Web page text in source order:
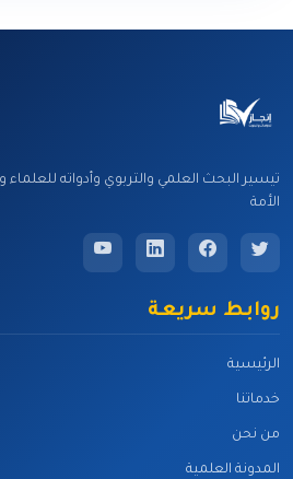
تيسير البحث العلمي والتربوي وأدواته للعلماء
الأمة
روابط سريعة
الرئيسية
خدماتنا
من نحن
المدونة العلمية